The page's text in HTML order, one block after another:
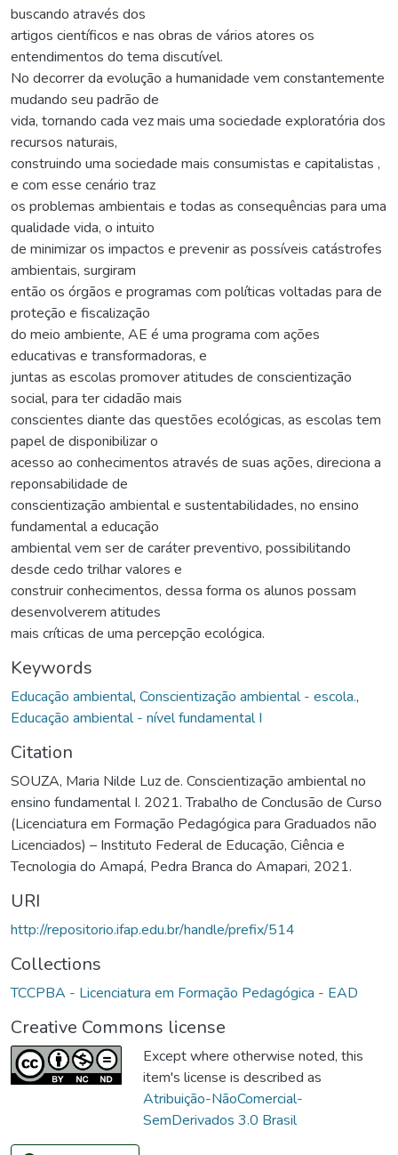
buscando através dos
artigos científicos e nas obras de vários atores os
entendimentos do tema discutível.
No decorrer da evolução a humanidade vem constantemente
mudando seu padrão de
vida, tornando cada vez mais uma sociedade exploratória dos
recursos naturais,
construindo uma sociedade mais consumistas e capitalistas ,
e com esse cenário traz
os problemas ambientais e todas as consequências para uma
qualidade vida, o intuito
de minimizar os impactos e prevenir as possíveis catástrofes
ambientais, surgiram
então os órgãos e programas com políticas voltadas para de
proteção e fiscalização
do meio ambiente, AE é uma programa com ações
educativas e transformadoras, e
juntas as escolas promover atitudes de conscientização
social, para ter cidadão mais
conscientes diante das questões ecológicas, as escolas tem
papel de disponibilizar o
acesso ao conhecimentos através de suas ações, direciona a
reponsabilidade de
conscientização ambiental e sustentabilidades, no ensino
fundamental a educação
ambiental vem ser de caráter preventivo, possibilitando
desde cedo trilhar valores e
construir conhecimentos, dessa forma os alunos possam
desenvolverem atitudes
mais críticas de uma percepção ecológica.
Keywords
Educação ambiental, Conscientização ambiental - escola.,
Educação ambiental - nível fundamental I
Citation
SOUZA, Maria Nilde Luz de. Conscientização ambiental no
ensino fundamental I. 2021. Trabalho de Conclusão de Curso
(Licenciatura em Formação Pedagógica para Graduados não
Licenciados) – Instituto Federal de Educação, Ciência e
Tecnologia do Amapá, Pedra Branca do Amapari, 2021.
URI
http://repositorio.ifap.edu.br/handle/prefix/514
Collections
TCCPBA - Licenciatura em Formação Pedagógica - EAD
Creative Commons license
Except where otherwise noted, this
item's license is described as
Atribuição-NãoComercial-
SemDerivados 3.0 Brasil